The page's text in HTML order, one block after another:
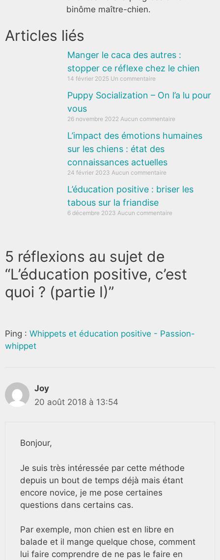
binôme maître-chien.
Articles liés
Manger le caca des autres :
stopper ce réflexe chez le chien
14 février 2025 Un commentaire
Puppy Socialization – On l’a lu pour
vous
26 novembre 2022 Aucun commentaire
L’impact des émotions humaines
sur les chiens : état des
connaissances actuelles
24 février 2023 Aucun commentaire
L’éducation positive : briser les
tabous sur la friandise
6 décembre 2023 Aucun commentaire
5 réflexions au sujet de
“L’éducation positive, c’est
quoi ? (partie I)”
Ping : Whippets et éducation positive - Passion-
whippet
Joy
20 août 2018 à 13:54
Bonjour,
Je suis très intéressée par cette méthode
depuis un bout de temps déjà mais étant
encore novice, je me pose certaines
questions dans certains cas.
Par exemple, mon chien est en libre en
balade et il mange quelque chose, comment
lui faire comprendre de ne pas le faire en